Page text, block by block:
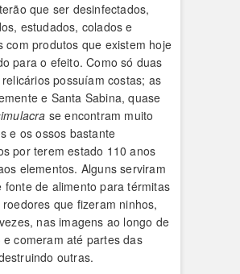
que ser desinfectados,
estudados, colados e
com produtos que existem hoje
para o efeito. Como só duas
possuíam costas; as
e Santa Sabina, quase
se encontram muito
e os ossos bastante
por terem estado 110 anos
elementos. Alguns serviram
fonte de alimento para térmitas
que fizeram ninhos,
nas imagens ao longo de
e comeram até partes das
outras.